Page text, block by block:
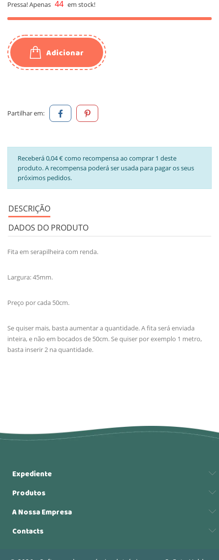
Pressa! Apenas 44 em stock!
Adicionar
Partilhar em:
Receberá 0,04 € como recompensa ao comprar 1 deste
produto. A recompensa poderá ser usada para pagar os seus
próximos pedidos.
DESCRIÇÃO
DADOS DO PRODUTO
Fita em serapilheira com renda.
Largura: 45mm.
Preço por cada 50cm.
Se quiser mais, basta aumentar a quantidade. A fita será enviada
inteira, e não em bocados de 50cm. Se quiser por exemplo 1 metro,
basta inserir 2 na quantidade.
Expediente
Produtos
A Nossa Empresa
Contacts